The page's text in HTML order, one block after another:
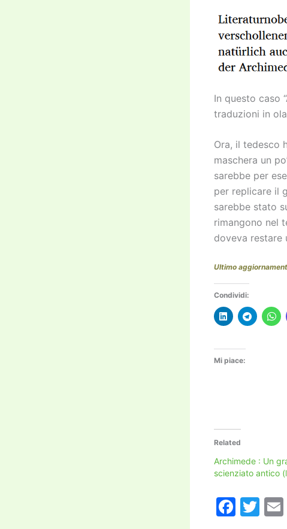
In questo caso
traduzioni in
Ora, il tedesco
maschera un
sarebbe per
per replicare il
sarebbe stato
rimangono nel
doveva restare
Ultimo
Condividi:
Mi piace:
Related
Archimede : Un
scienziato antico
F
T